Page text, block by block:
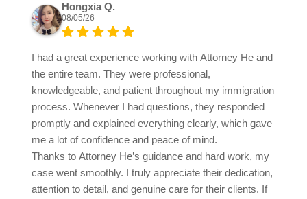
Hongxia Q.
08/05/26
I had a great experience working with Attorney He and
the entire team. They were professional,
knowledgeable, and patient throughout my immigration
process. Whenever I had questions, they responded
promptly and explained everything clearly, which gave
me a lot of confidence and peace of mind.
Thanks to Attorney He’s guidance and hard work, my
case went smoothly. I truly appreciate their dedication,
attention to detail, and genuine care for their clients. If